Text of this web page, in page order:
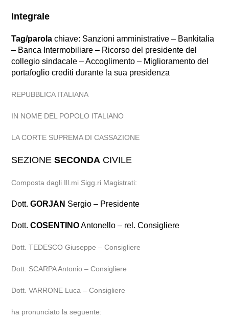
Integrale
Tag/parola chiave: Sanzioni amministrative – Bankitalia
– Banca Intermobiliare – Ricorso del presidente del
collegio sindacale – Accoglimento – Miglioramento del
portafoglio crediti durante la sua presidenza
REPUBBLICA ITALIANA
IN NOME DEL POPOLO ITALIANO
LA CORTE SUPREMA DI CASSAZIONE
SEZIONESECONDA CIVILE
Composta dagli Ill.mi Sigg.ri Magistrati:
Dott.GORJAN Sergio – Presidente
Dott.COSENTINOAntonello – rel. Consigliere
Dott. TEDESCO Giuseppe – Consigliere
Dott. SCARPA Antonio – Consigliere
Dott. VARRONE Luca – Consigliere
ha pronunciato la seguente: